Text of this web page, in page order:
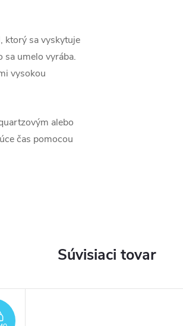
ktorý sa vyskytuje
sa umelo vyrába.
vysokou
alebo
čas pomocou
Súvisiaci tovar
ZADARMO